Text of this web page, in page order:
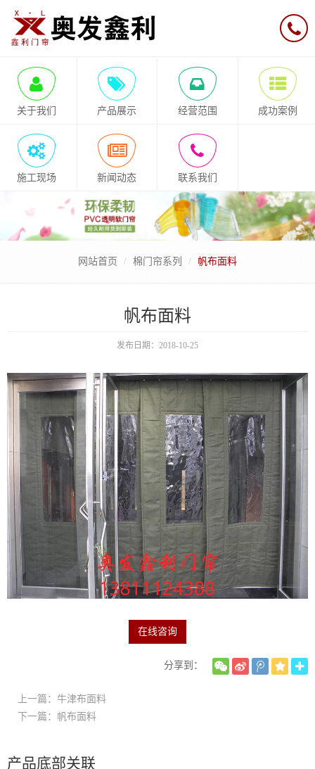
关于我们 产品展示 经营范围 成功案例
施工现场 新闻动态 联系我们
网站首页 棉门帘系列 帆布面料
帆布面料
发布日期：2018-10-25
在线咨询
分享到：
上一篇：牛津布面料
下一篇：帆布面料
产品底部关联